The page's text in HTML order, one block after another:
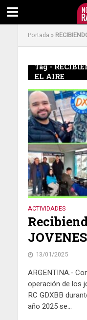
Portada »
Tag -
EL AIRE
ACTIVIDADES
13/01/2025
ARGENTINA.-
operación de los
RC GDXBB
año 2025 se...